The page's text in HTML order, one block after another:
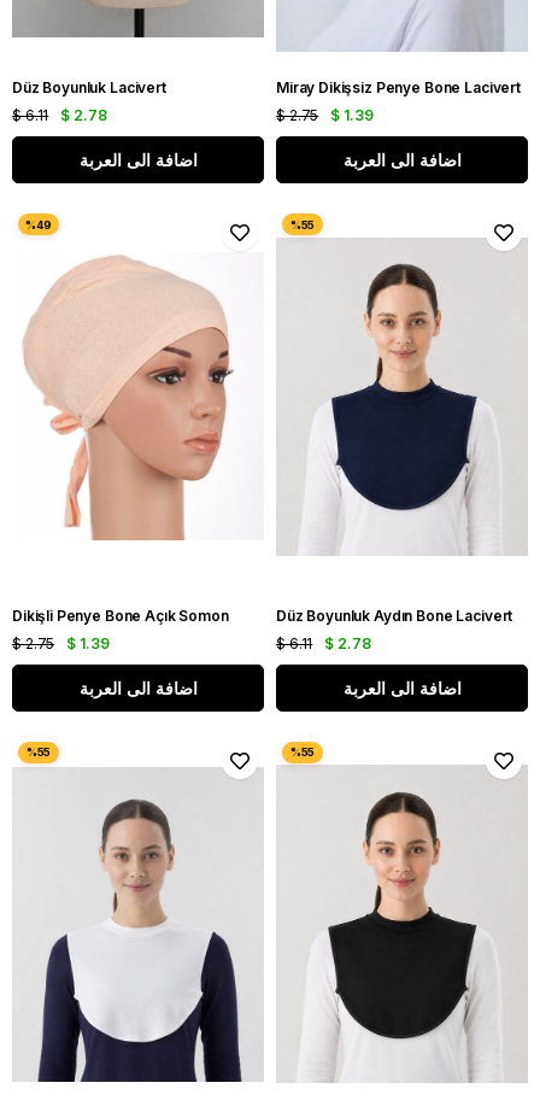
Düz Boyunluk Lacivert
$ 2.78
$ 6.11
اضافة الى العربة
Miray Dikişsiz Penye Bone Lacivert
$ 1.39
$ 2.75
اضافة الى العربة
Dikişli Penye Bone Açık Somon
$ 1.39
$ 2.75
اضافة الى العربة
Düz Boyunluk Aydın Bone Lacivert
$ 2.78
$ 6.11
اضافة الى العربة